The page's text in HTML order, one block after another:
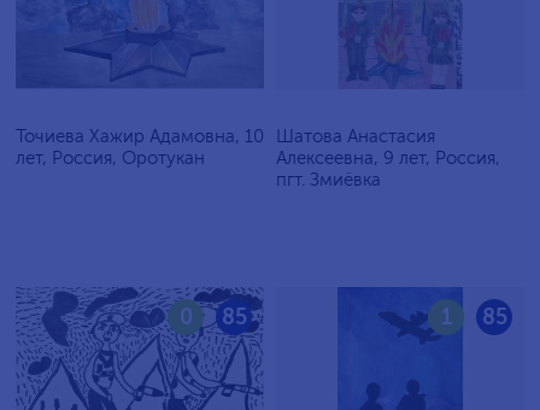
Точиева Хажир Адамовна, 10
лет, Россия, Оротукан
Шатова Анастасия
Алексеевна, 9 лет, Россия,
пгт. Змиёвка
85
0 85
1